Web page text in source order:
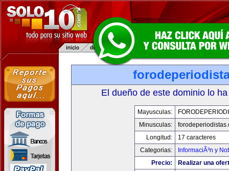
El dueño de este dominio lo
Mayusculas:
Minusculas:
Longitud:
17 caracteres
Categorias:
InformaciÃ³n y
Precio:
Realizar una